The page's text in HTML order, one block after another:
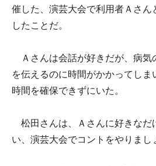
催した、演芸大会で利用者Ａさん
したことだ。
Ａさんは会話が好きだが、病気
を伝えるのに時間がかかってし
時間を確保できずにいた。
松田さんは、Ａさんに好きなだ
い、演芸大会でコントをやりまし